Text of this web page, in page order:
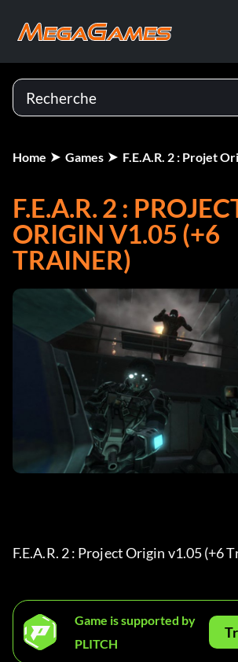
Home Games F.E.A.R. 2 : Projet
F.E.A.R. 2 :
ORIGIN V1.05 (+6
TRAINER)
F.E.A.R. 2 : Project Origin v1.05 (+6
Game is supported by
PLITCH